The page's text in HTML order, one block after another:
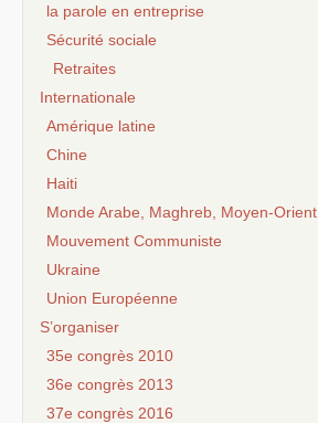
la parole en entreprise
Sécurité sociale
Retraites
Internationale
Amérique latine
Chine
Haiti
Monde Arabe, Maghreb, Moyen-Orient
Mouvement Communiste
Ukraine
Union Européenne
S’organiser
35e congrès 2010
36e congrès 2013
37e congrès 2016